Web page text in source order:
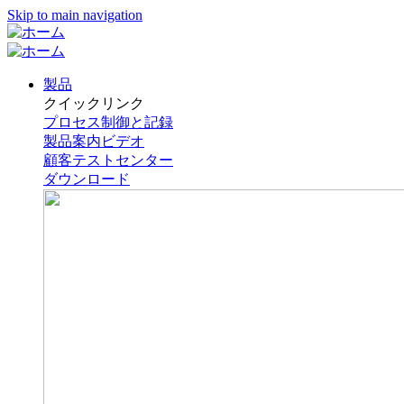
Skip to main navigation
製品
クイックリンク
プロセス制御と記録
製品案内ビデオ
顧客テストセンター
ダウンロード